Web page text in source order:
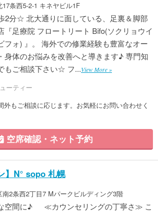
条西5-2-1 キネヤビル1F
2分☆ 北大通りに面している、足裏＆脚部
『足療院 フロートリート Bifo(ソクリョウイ
フォ) 』。 海外での修業経験も豊富なオー
身体のお悩みを改善へと導きます♪ 専門知
もご相談下さい☆ フ...View More »
ーティー
外もご相談に応じます。お気軽にお問い合わせく
空席確認・ネット予約
】N° sopo 札幌
2条西2丁目7 Mパークビルディング3階
な空間に♪ ≪カウンセリングの丁寧さ≫ こ